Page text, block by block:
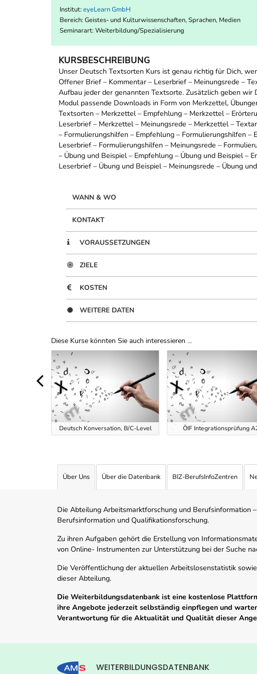
Institut: eyeLearn GmbH
Bereich: Geistes- und Kulturwissenschaften, Sprachen, Medien
Seminarart: Weiterbildung/Spezialisierung
KURSBESCHREIBUNG
Unser Deutsch Textsorten Kurs ist genau richtig für Dich,
Offener Brief – Kommentar – Leserbrief – Meinungsrede –
Aufbau jeder der genannten Textsorte. Zusätzlich geben
Modul passende Downloads in Form von Merkzettel,
Textsorten – Merkzettel – Empfehlung – Merkzettel –
Leserbrief – Merkzettel – Meinungsrede – Merkzettel –
– Formulierungshilfen – Empfehlung – Formulierungshilfen
Leserbrief – Formulierungshilfen – Meinungsrede –
– Übung und Beispiel – Empfehlung – Übung und Beispiel –
Leserbrief – Übung und Beispiel – Meinungsrede – Übung
WANN & WO
KONTAKT
VORAUSSETZUNGEN
ZIELE
KOSTEN
WEITERE DATEN
Diese Kurse könnten Sie auch interessieren ...
Uber Weiterbildungsvorschläge
Deutsch Konversation, B/C-Level
ÖIF Integrationsprüfung
Über Uns Über die Datenbank BIZ-BerufsInfoZentren
Die Abteilung Arbeitsmarktforschung und Berufsinformation
Berufsinformation und Qualifikationsforschung.
Zu ihren Aufgaben gehört die Erstellung von
von Online- Instrumenten zur Unterstützung bei der Suche
Die Veröffentlichung der aktuellen Arbeitslosenstatistik
dieser Abteilung.
Die Weiterbildungsdatenbank ist eine kostenlose
ihre Angebote jederzeit selbständig einpflegen und
Verantwortung für die Aktualität und Qualität dieser
WEITERBILDUNGSDATENBANK